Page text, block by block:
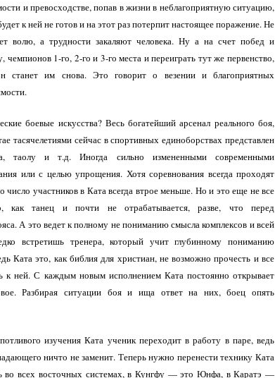
и превосходстве, попав в жизни в неблагоприятную ситуацию,
к ней не готов и на этот раз потерпит настоящее поражение. Не
волю, а трудности закаляют человека. Ну а на счет побед и
чемпионов 1-го, 2-го и 3-го места и переиграть тут же первенство,
станет им снова. Это говорит о везении и благоприятных
боевые искусства? Весь богатейший арсенал реального боя,
тасячелетиями сейчас в спортивных единоборствах представлен
таолу и т.д. Иногда сильно измененными современными
или с целью упрощения. Хотя соревнования всегда проходят
число участников в Ката всегда втрое меньше. Но и это еще не все
как танец и почти не отрабатывается, разве, что перед
А это ведет к полному не пониманию смысла комплексов и всей
встретишь тренера, который учит глубинному пониманию
Ката это, как библия для христиан, не возможно прочесть и все
к ней. С каждым новым исполнением Ката постоянно открывает
Разбирая ситуации боя и ища ответ на них, боец опять
изучения Ката ученик переходит в работу в паре, ведь
ничто не заменит. Теперь нужно перенести технику Ката
во всех восточных системах, в Кунгфу — это Юнфа, в Каратэ —